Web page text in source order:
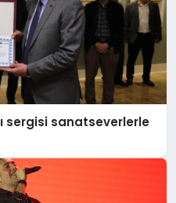
sergisi sanatseverlerle